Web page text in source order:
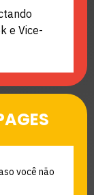
e Vice-
você não